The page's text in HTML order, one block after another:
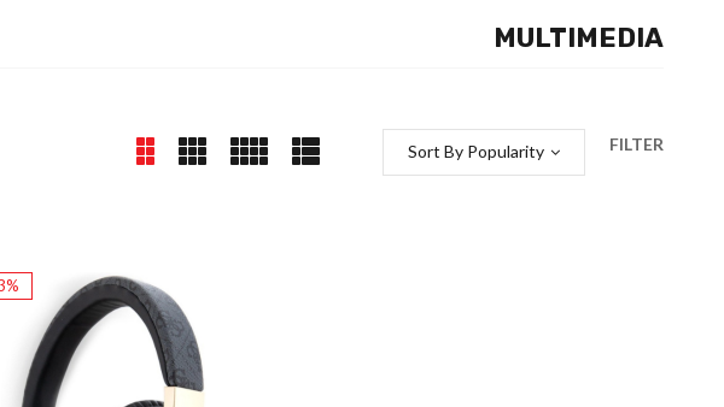
MULTIMEDIA
FILTER
Sort By Popularity